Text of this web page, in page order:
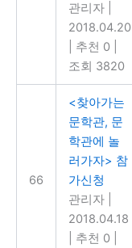
관리자
2018.04.20
추천 0
조회 3820
66
<찾아가는
문학관, 문
학관에 놀
러가자> 참
가신청
관리자
2018.04.18
추천 0